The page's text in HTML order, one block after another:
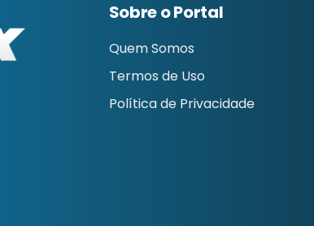
Sobre o Portal
Quem Somos
Termos de Uso
Política de Privacidade